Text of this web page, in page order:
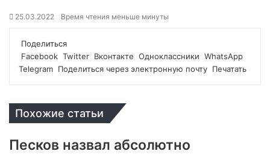
25.03.2022 Время чтения меньше минуты
Поделиться
Facebook Twitter Вконтакте Одноклассники WhatsApp
Telegram Поделиться через электронную почту Печатать
Похожие статьи
Песков назвал абсолютно